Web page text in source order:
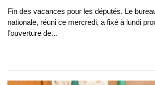
Fin des vacances pour les députés. Le
nationale, réuni ce mercredi, a fixé à lundi
l’ouverture de...